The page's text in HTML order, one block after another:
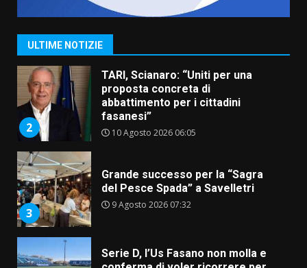
ULTIME NOTIZIE
1
porto per Uccio De Santis: la
voce di Antonella Losavio
2
TARI, Scianaro: “Uniti per una
proposta concreta di
abbattimento per i cittadini
fasanesi”
10 Agosto 2026 06:05
3
Grande successo per la “Sagra
del Pesce Spada” a Savelletri
9 Agosto 2026 07:32
Serie D, l’Us Fasano non molla e